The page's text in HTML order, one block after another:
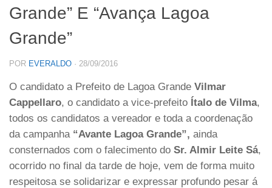
Grande” E “Avança Lagoa
Grande”
POR EVERALDO · 28/09/2016
O candidato a Prefeito de Lagoa Grande Vilmar
Cappellaro, o candidato a vice-prefeito Ítalo de Vilma,
todos os candidatos a vereador e toda a coordenação
da campanha “Avante Lagoa Grande”, ainda
consternados com o falecimento do Sr. Almir Leite Sá,
ocorrido no final da tarde de hoje, vem de forma muito
respeitosa se solidarizar e expressar profundo pesar á